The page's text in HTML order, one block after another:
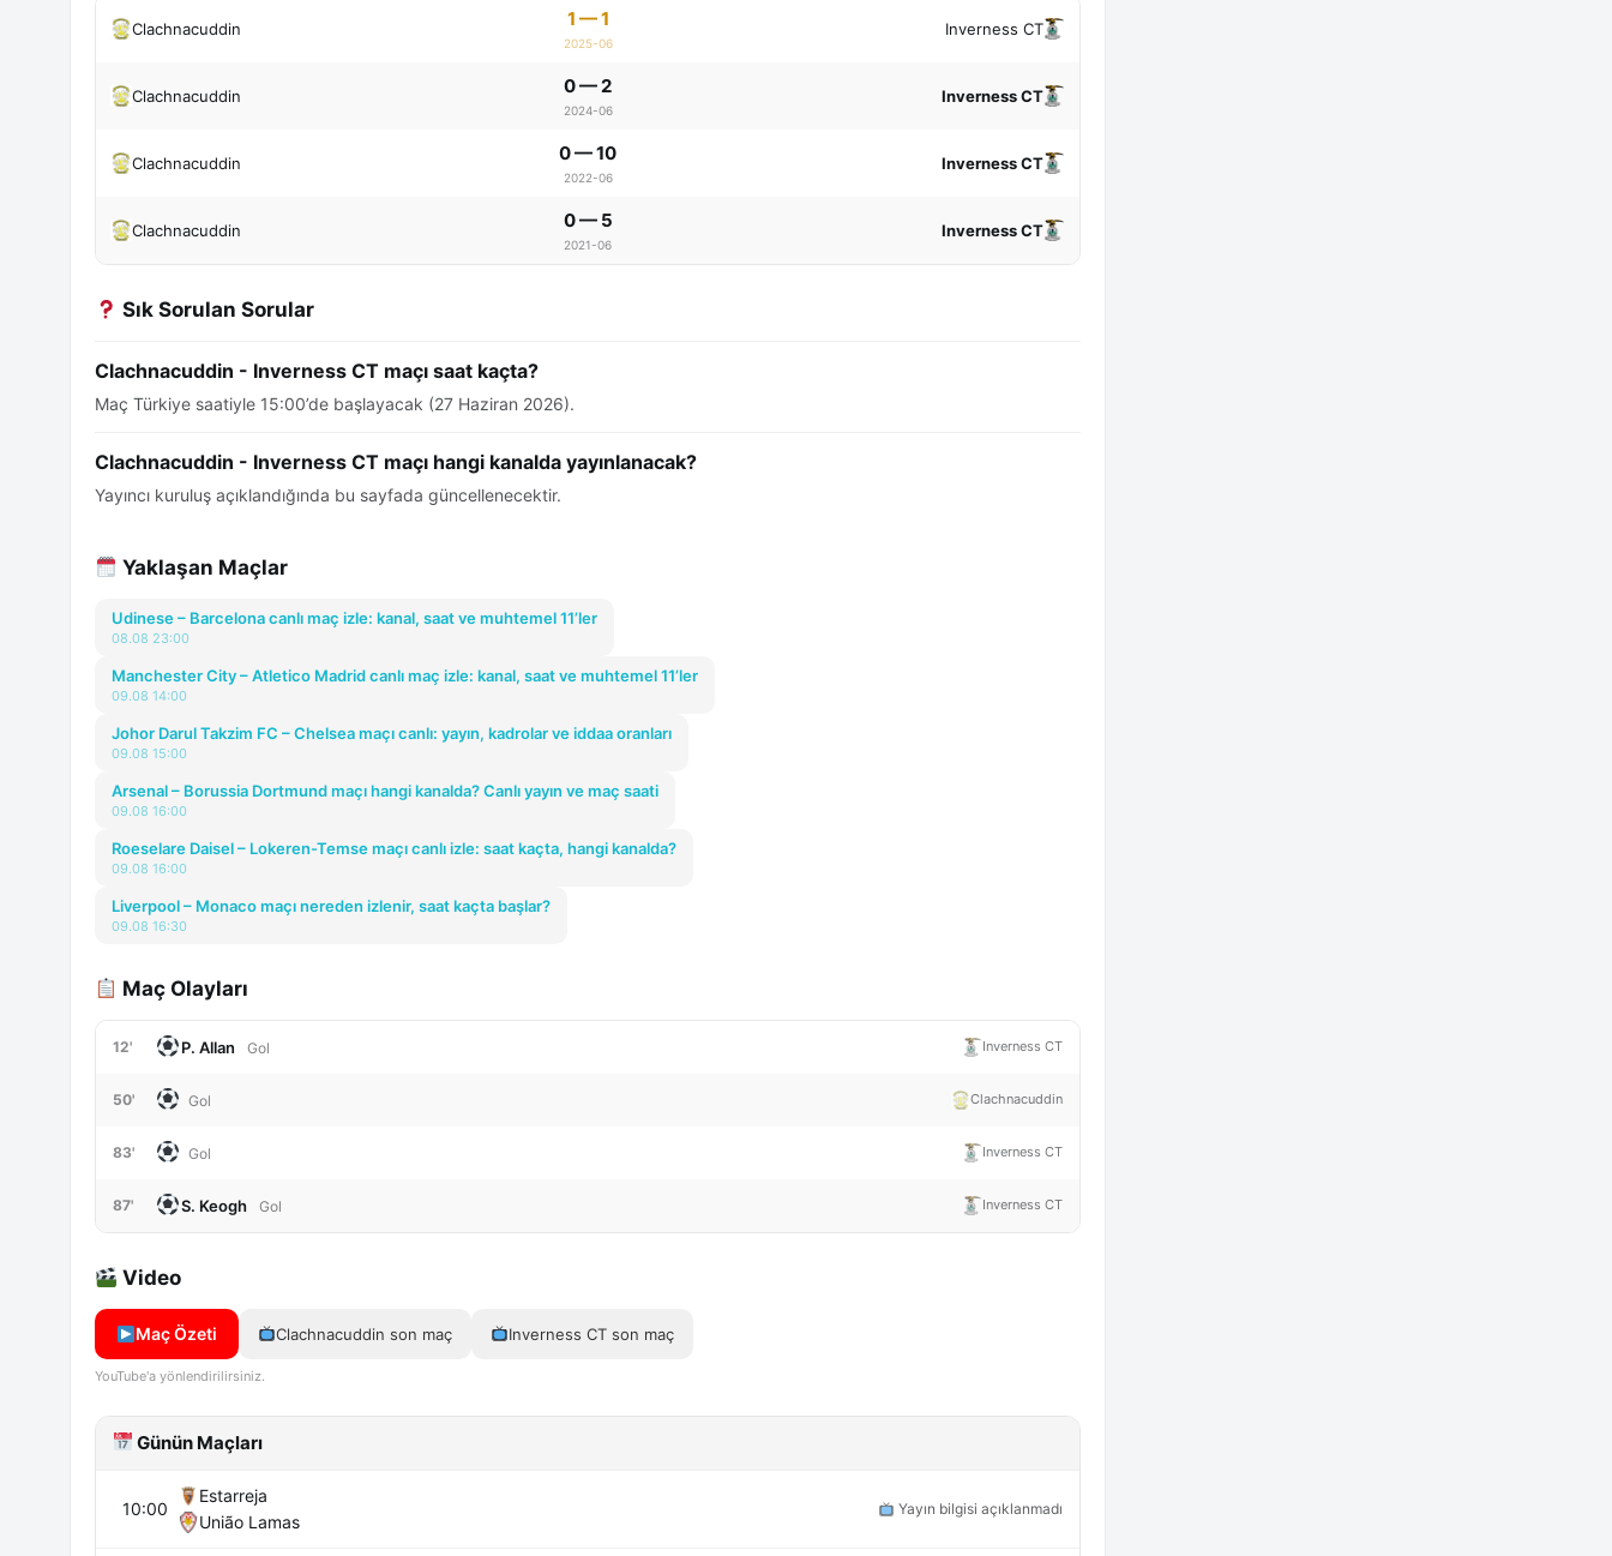
Clachnacuddin 1 — 1
2025-06
Inverness CT
Clachnacuddin 0 — 2
2024-06
Inverness CT
Clachnacuddin 0 — 10
2022-06
Inverness CT
Clachnacuddin 0 — 5
2021-06
Inverness CT
Sık Sorulan Sorular
Clachnacuddin - Inverness CT maçı saat kaçta?
Maç Türkiye saatiyle 15:00’de başlayacak (27 Haziran 2026).
Clachnacuddin - Inverness CT maçı hangi kanalda yayınlanacak?
Yayıncı kuruluş açıklandığında bu sayfada güncellenecektir.
Yaklaşan Maçlar
Udinese – Barcelona canlı maç izle: kanal, saat ve muhtemel 11’ler
08.08 23:00
Manchester City – Atletico Madrid canlı maç izle: kanal, saat ve muhtemel 11’ler
09.08 14:00
Johor Darul Takzim FC – Chelsea maçı canlı: yayın, kadrolar ve iddaa oranları
09.08 15:00
Arsenal – Borussia Dortmund maçı hangi kanalda? Canlı yayın ve maç saati
09.08 16:00
Roeselare Daisel – Lokeren-Temse maçı canlı izle: saat kaçta, hangi kanalda?
09.08 16:00
Liverpool – Monaco maçı nereden izlenir, saat kaçta başlar?
09.08 16:30
Maç Olayları
12' P. Allan Gol Inverness CT
50' Gol Clachnacuddin
83' Gol Inverness CT
87' S. Keogh Gol Inverness CT
Video
Maç Özeti Clachnacuddin son maç Inverness CT son maç
YouTube'a yönlendirilirsiniz.
Günün Maçları
10:00
Estarreja
União Lamas
Yayın bilgisi açıklanmadı